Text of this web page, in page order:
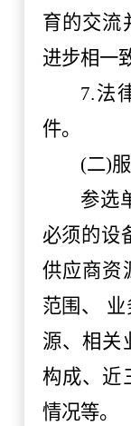
育的交流
进步相一
7.法
件。
(二)
参选
必须的设
供应商资
范围、
源、相关
构成、近
情况等。